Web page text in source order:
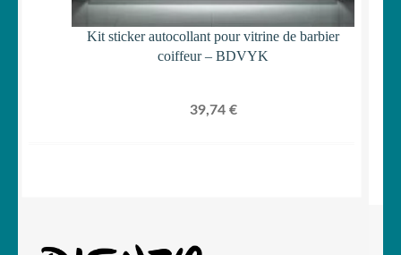
Kit sticker autocollant pour vitrine de barbier
coiffeur – BDVYK
39,74 €